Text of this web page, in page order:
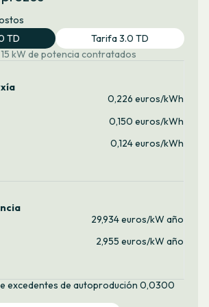
TD
Tarifa 3.0 TD
kW de potencia contratados
0,226 euros/kWh
0,150 euros/kWh
0,124 euros/kWh
29,934 euros/kW año
2,955 euros/kW año
excedentes de autoprodución 0,0300